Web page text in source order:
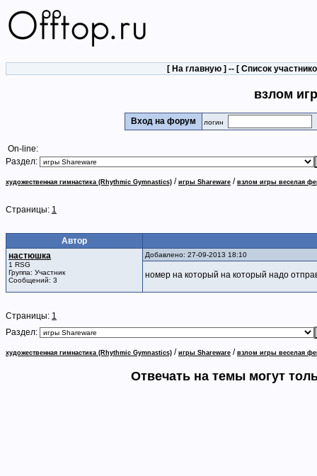
[ На главную ] -- [ Список
взлом
Вход на форум логин
On-line:
Раздел:
художественная гимнастика (Rhythmic Gymnastics) / игры Shareware / взлом игры веселая
Страницы: 1
Автор
настюшка
1 RSG
Группа: Участник
Сообщений: 3
Добавлено: 27-09-2013 18:10
номер на который на который надо
Страницы: 1
Раздел:
художественная гимнастика (Rhythmic Gymnastics) / игры Shareware / взлом игры веселая
Отвечать на темы могут